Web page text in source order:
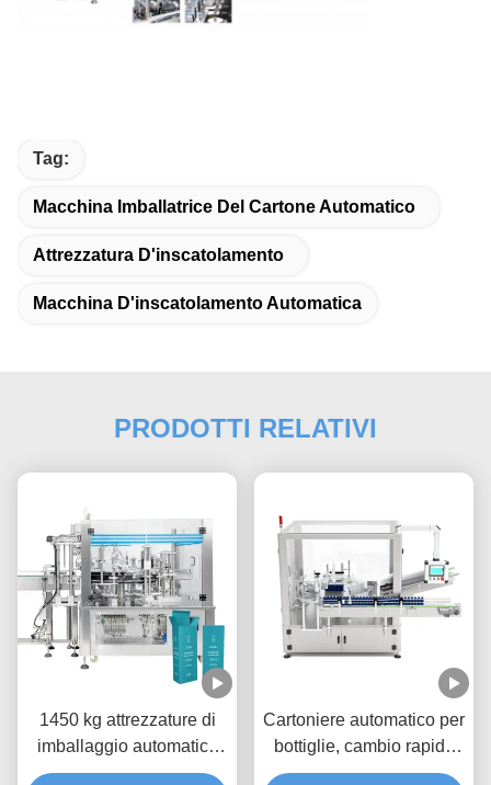
Tag:
Macchina Imballatrice Del Cartone Automatico
Attrezzatura D'inscatolamento
Macchina D'inscatolamento Automatica
PRODOTTI RELATIVI
1450 kg attrezzature di
imballaggio automatico
con schermo sensoriale
Cartoniere automatico per
bottiglie, cambio rapido
delle piastre di stampo,